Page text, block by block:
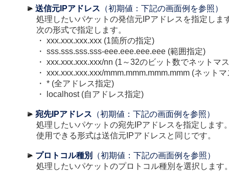
送信元IPアドレス （初期値：下記の画面例を参照）
処理したいパケットの発信元IPアドレスを指定しま
次の形式で指定します。
・ xxx.xxx.xxx.xxx (1箇所の指定)
・ sss.sss.sss.sss-eee.eee.eee.eee (範囲指定)
・ xxx.xxx.xxx.xxx/nn (1～32のビット数でネットマ
・ xxx.xxx.xxx.xxx/mmm.mmm.mmm.mmm (ネット
・ * (全アドレス指定)
・ localhost (自アドレス指定)
宛先IPアドレス （初期値：下記の画面例を参照）
処理したいパケットの宛先IPアドレスを指定します
使用できる形式は送信元IPアドレスと同じです。
プロトコル種別
（初期値：下記の画面例を参照）
処理したいパケットのプロトコル種別を選択します